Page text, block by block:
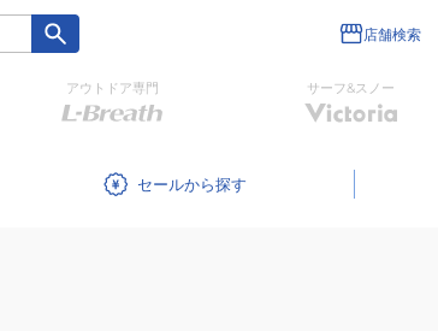
店舗検索
アウトドア専門 サーフ&スノー
セール